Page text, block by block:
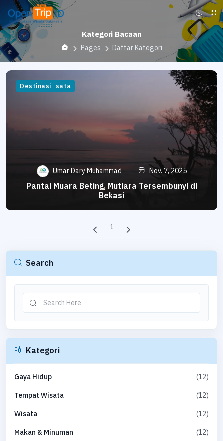
Kategori Bacaan
Pages Daftar Kategori
Informasi
Tempat Wisata
Destinasi
Umar Dary Muhammad Nov. 7, 2025
Pantai Muara Beting, Mutiara Tersembunyi di
Bekasi
1
Search
Kategori
Gaya Hidup (12)
Tempat Wisata (12)
Wisata (12)
Makan & Minuman (12)